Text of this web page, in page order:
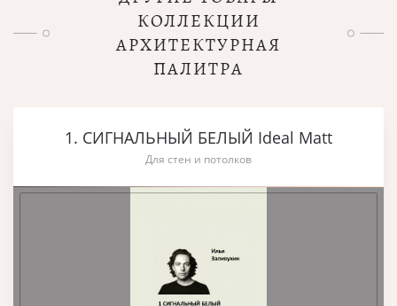
КОЛЛЕКЦИИ
АРХИТЕКТУРНАЯ
ПАЛИТРА
1. СИГНАЛЬНЫЙ БЕЛЫЙ Ideal Matt
Для стен и потолков